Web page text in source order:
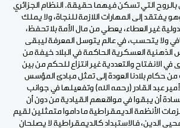
التي تسكن فيهما حقيقة. النظام الجزائري
يفتقد إلى المهارات اللازمة للنجاة، ولا يملك
غير العطاء، يعطي من مال الأمة بلا تحفظ،
ولا يتحسب، في عالم يتوسل المعرفة ليبقى
العسكرية الحاكمة في البلاد خيفة من
في الانفتاح والتعددية غير انتزاع للحكم من بين
حكام بلادنا العودة إلى تمثل مبادئ المؤسس
الأمير عبد القادر (رحمه الله) وتفعيلها في جوانب
أن يبقوا في مواقعهم القيادية من دون أن
الأنظمة الديمقراطية ما داموا متمثلين لقيم
محيي الدين، فالاستبداد كالديمقراطية لا يصلحان